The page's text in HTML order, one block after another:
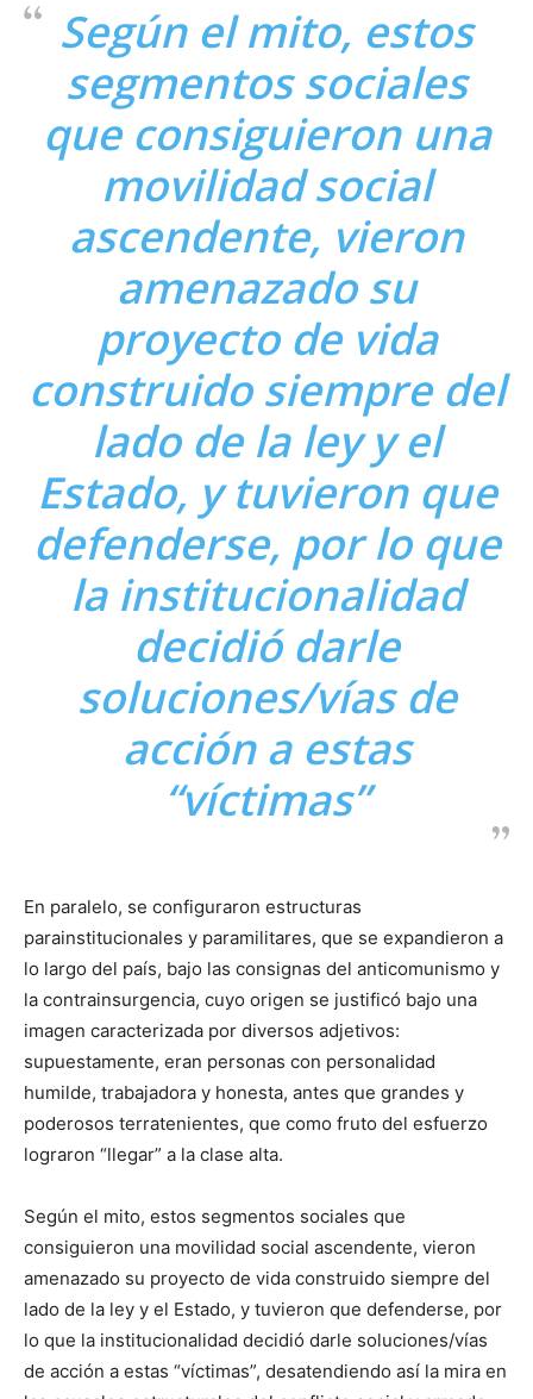
Según el mito, estos
segmentos sociales
que consiguieron una
movilidad social
ascendente, vieron
amenazado su
proyecto de vida
construido siempre del
lado de la ley y el
Estado, y tuvieron que
defenderse, por lo que
la institucionalidad
decidió darle
soluciones/vías de
acción a estas
“víctimas”
En paralelo, se configuraron estructuras
parainstitucionales y paramilitares, que se expandieron a
lo largo del país, bajo las consignas del anticomunismo y
la contrainsurgencia, cuyo origen se justificó bajo una
imagen caracterizada por diversos adjetivos:
supuestamente, eran personas con personalidad
humilde, trabajadora y honesta, antes que grandes y
poderosos terratenientes, que como fruto del esfuerzo
lograron “llegar” a la clase alta.
Según el mito, estos segmentos sociales que
consiguieron una movilidad social ascendente, vieron
amenazado su proyecto de vida construido siempre del
lado de la ley y el Estado, y tuvieron que defenderse, por
lo que la institucionalidad decidió darle soluciones/vías
de acción a estas “víctimas”, desatendiendo así la mira en